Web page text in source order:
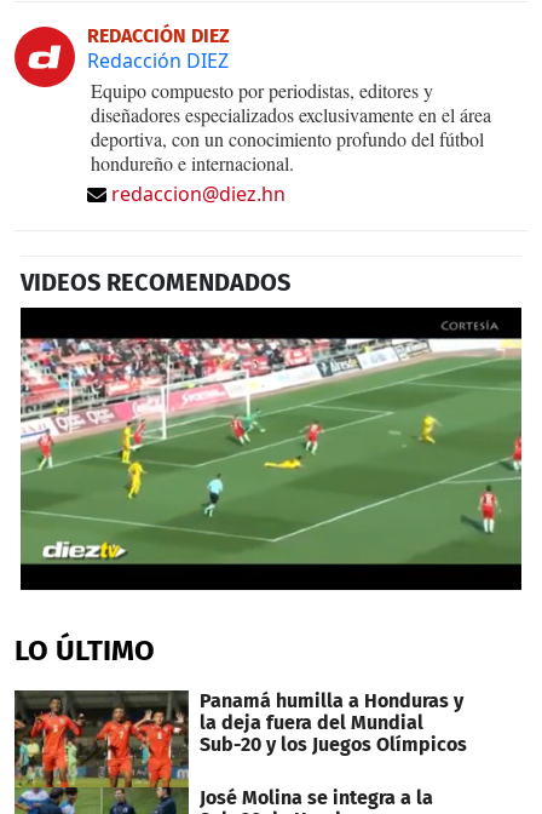
REDACCIÓN DIEZ
Redacción DIEZ
Equipo compuesto por periodistas, editores y
diseñadores especializados exclusivamente en el área
deportiva, con un conocimiento profundo del fútbol
hondureño e internacional.
redaccion@diez.hn
VIDEOS RECOMENDADOS
of
45
LO ÚLTIMO
Panamá humilla a Honduras y
la deja fuera del Mundial
Sub-20 y los Juegos Olímpicos
José Molina se integra a la